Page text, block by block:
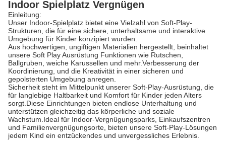
Indoor Spielplatz Vergnügen
Einleitung:
Unser Indoor-Spielplatz bietet eine Vielzahl von Soft-Play-
Strukturen, die für eine sichere, unterhaltsame und interaktive
Umgebung für Kinder konzipiert wurden.
Aus hochwertigen, ungiftigen Materialien hergestellt, beinhaltet
unsere Soft Play Ausrüstung Funktionen wie Rutschen,
Ballgruben, weiche Karussellen und mehr.Verbesserung der
Koordinierung, und die Kreativität in einer sicheren und
gepolsterten Umgebung anregen.
Sicherheit steht im Mittelpunkt unserer Soft-Play-Ausrüstung, die
für langlebige Haltbarkeit und Komfort für Kinder jeden Alters
sorgt.Diese Einrichtungen bieten endlose Unterhaltung und
unterstützen gleichzeitig das körperliche und soziale
Wachstum.Ideal für Indoor-Vergnügungsparks, Einkaufszentren
und Familienvergnügungsorte, bieten unsere Soft-Play-Lösungen
jedem Kind ein entzückendes und unvergessliches Erlebnis.